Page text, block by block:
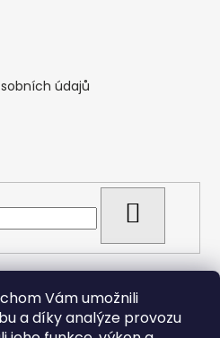
Vám umožnili
a díky analýze provozu
údajů